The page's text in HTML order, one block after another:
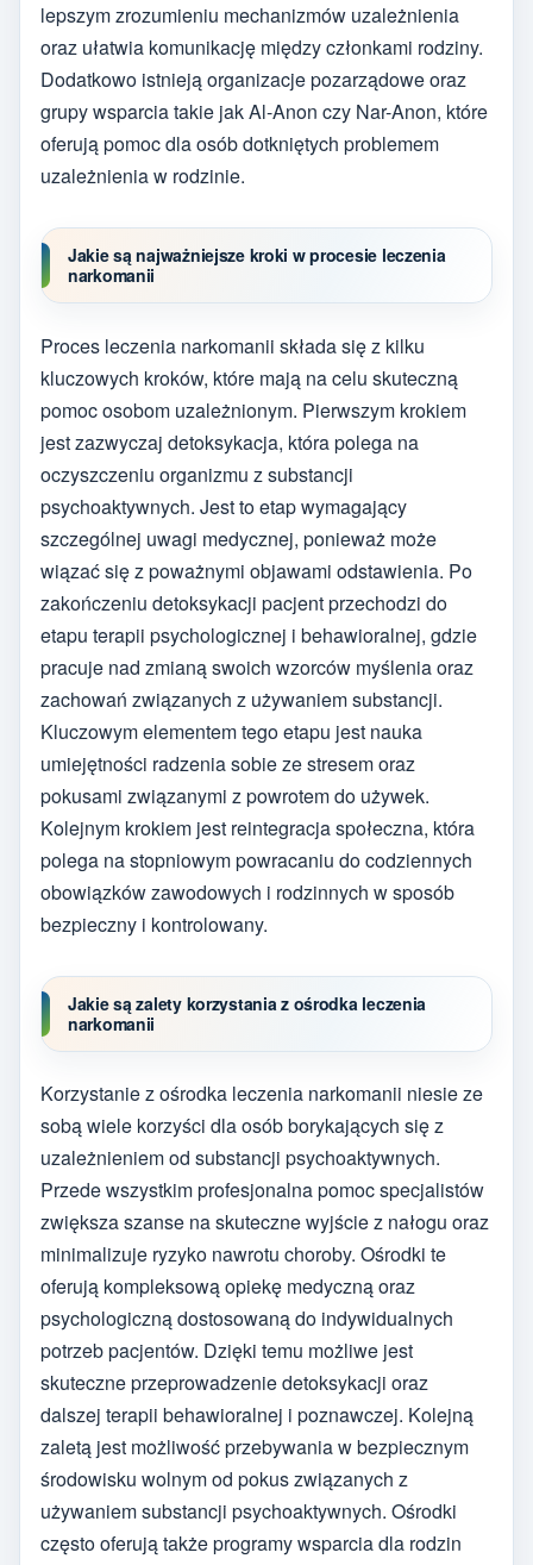
lepszym zrozumieniu mechanizmów uzależnienia
oraz ułatwia komunikację między członkami rodziny.
Dodatkowo istnieją organizacje pozarządowe oraz
grupy wsparcia takie jak Al-Anon czy Nar-Anon, które
oferują pomoc dla osób dotkniętych problemem
uzależnienia w rodzinie.
Jakie są najważniejsze kroki w procesie leczenia
narkomanii
Proces leczenia narkomanii składa się z kilku
kluczowych kroków, które mają na celu skuteczną
pomoc osobom uzależnionym. Pierwszym krokiem
jest zazwyczaj detoksykacja, która polega na
oczyszczeniu organizmu z substancji
psychoaktywnych. Jest to etap wymagający
szczególnej uwagi medycznej, ponieważ może
wiązać się z poważnymi objawami odstawienia. Po
zakończeniu detoksykacji pacjent przechodzi do
etapu terapii psychologicznej i behawioralnej, gdzie
pracuje nad zmianą swoich wzorców myślenia oraz
zachowań związanych z używaniem substancji.
Kluczowym elementem tego etapu jest nauka
umiejętności radzenia sobie ze stresem oraz
pokusami związanymi z powrotem do używek.
Kolejnym krokiem jest reintegracja społeczna, która
polega na stopniowym powracaniu do codziennych
obowiązków zawodowych i rodzinnych w sposób
bezpieczny i kontrolowany.
Jakie są zalety korzystania z ośrodka leczenia
narkomanii
Korzystanie z ośrodka leczenia narkomanii niesie ze
sobą wiele korzyści dla osób borykających się z
uzależnieniem od substancji psychoaktywnych.
Przede wszystkim profesjonalna pomoc specjalistów
zwiększa szanse na skuteczne wyjście z nałogu oraz
minimalizuje ryzyko nawrotu choroby. Ośrodki te
oferują kompleksową opiekę medyczną oraz
psychologiczną dostosowaną do indywidualnych
potrzeb pacjentów. Dzięki temu możliwe jest
skuteczne przeprowadzenie detoksykacji oraz
dalszej terapii behawioralnej i poznawczej. Kolejną
zaletą jest możliwość przebywania w bezpiecznym
środowisku wolnym od pokus związanych z
używaniem substancji psychoaktywnych. Ośrodki
często oferują także programy wsparcia dla rodzin